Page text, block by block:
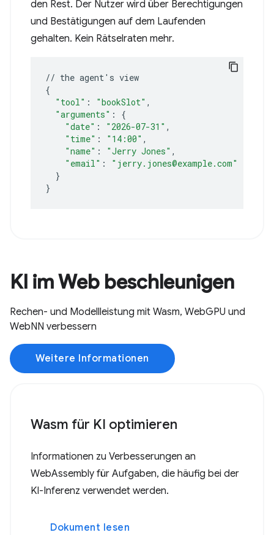
den Rest. Der Nutzer wird über Berechtigungen
und Bestätigungen auf dem Laufenden
gehalten. Kein Rätselraten mehr.
// the agent' s
{
"tool" : "bookSlot"
"arguments" :
{
"date" : "2026-07-31"
"time" : "14:00"
"name" : "Jerry Jones"
"email" :
"jerry.jones@example.com"
}
}
KI im Web beschleunigen
Rechen- und Modellleistung mit Wasm, WebGPU und
WebNN verbessern
Weitere Informationen
Wasm für KI optimieren
Informationen zu Verbesserungen an
WebAssembly für Aufgaben, die häufig bei der
KI-Inferenz verwendet werden.
Dokument lesen